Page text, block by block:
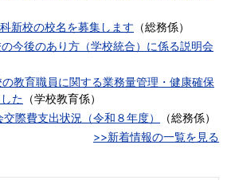
新校の校名を募集します （総務係）
今後のあり方（学校統合）に係る説明会
教育職員に関する業務量管理・健康確保
た （学校教育係）
際費支出状況（令和８年度） （総務係）
>>新着情報の一覧を見る